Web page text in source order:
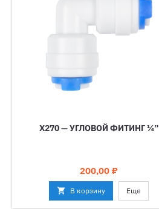
X270 — УГЛОВОЙ ФИТИНГ ¼”
Цена
200,00 ₽
 В корзину Еще